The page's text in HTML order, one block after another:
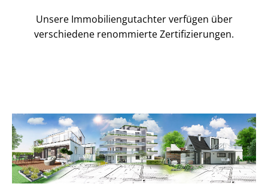
Unsere Immobilien­gutachter verfügen über
verschiedene renommierte Zer­ti­fi­zie­run­gen.